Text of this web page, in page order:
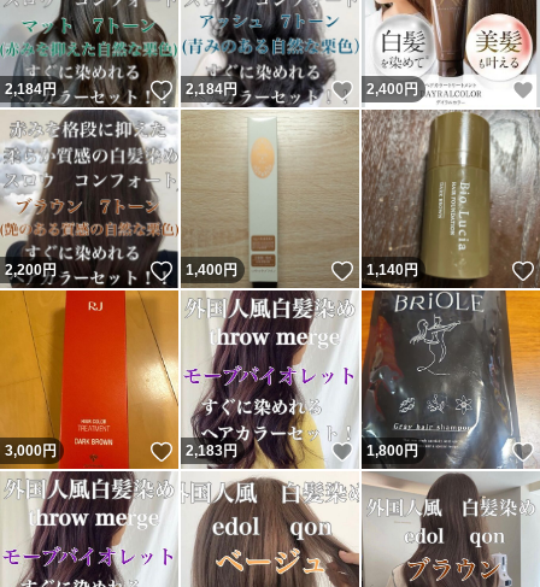
2,184円 いいね！
2,184円 いいね！
2,400 円
2,200円 いいね！
1,400円 いいね！
1,140円
3,000円 いいね！
2,183円 いいね！
1,800円